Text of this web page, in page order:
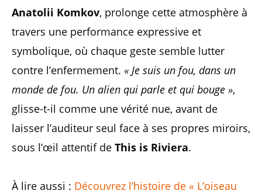
Anatolii Komkov, prolonge cette atmosphère à
travers une performance expressive et
symbolique, où chaque geste semble lutter
contre l’enfermement. « Je suis un fou, dans un
monde de fou. Un alien qui parle et qui bouge »,
glisse-t-il comme une vérité nue, avant de
laisser l’auditeur seul face à ses propres miroirs,
sous l’œil attentif de This is Riviera.
À lire aussi : Découvrez l’histoire de « L’oiseau